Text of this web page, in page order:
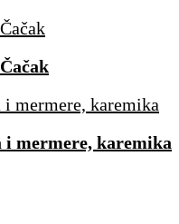
i mermere, karemika